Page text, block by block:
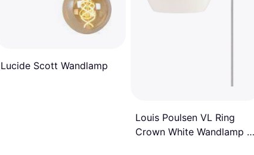
Lucide Scott Wandlamp
Louis Poulsen VL Ring
Crown White Wandlamp ∅